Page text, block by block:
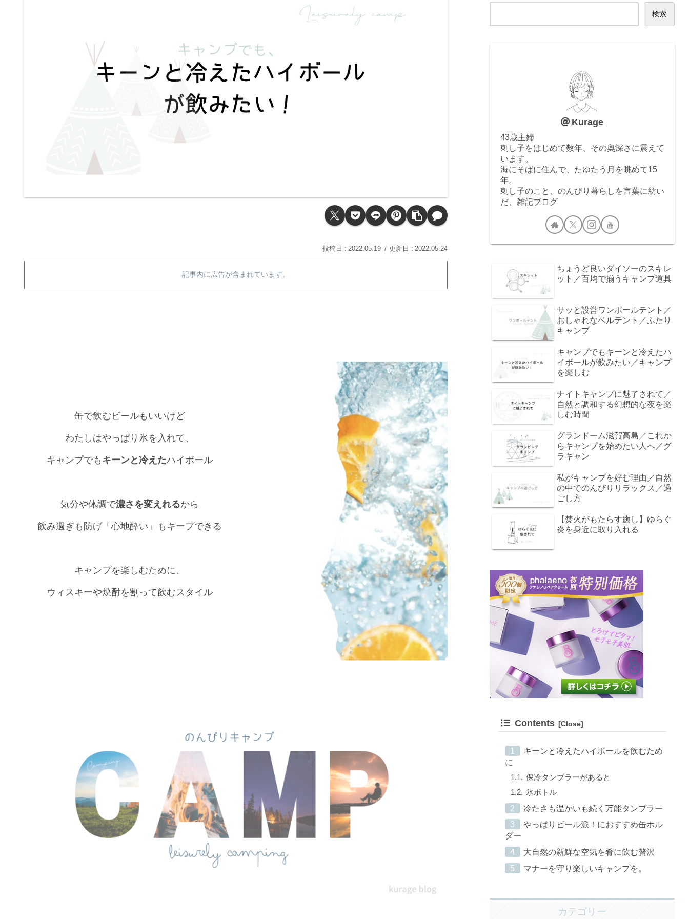
2022.05.19 2022.05.24
記事内に広告が含まれています。
缶で飲むビールもいいけど
わたしはやっぱり氷を入れて、
キャンプでも キーンと冷えたハイボール
気分や体調で濃さを変えれるから
飲み過ぎも防げ「心地酔い」もキープできる
キャンプを楽しむために、
ウィスキーや焼酎を割って飲むスタイル
検索
Kurage
43歳主婦
刺し子をはじめて数年、その奥深さに震えて
います。
海にそばに住んで、たゆたう月を眺めて15
年。
刺し子のこと、のんびり暮らしを言葉に紡い
だ、雑記ブログ
ちょうど良いダイソーのスキレ
ット／百均で揃うキャンプ道具
サッと設営ワンポールテント／
おしゃれなベルテント／ふたり
キャンプ
キャンプでもキーンと冷えたハ
イボールが飲みたい／キャンプ
を楽しむ
ナイトキャンプに魅了されて／
自然と調和する幻想的な夜を楽
しむ時間
グランドーム滋賀高島／これか
らキャンプを始めたい人へ／グ
ラキャン
私がキャンプを好む理由／自然
の中でのんびりリラックス／過
ごし方
【焚火がもたらす癒し】ゆらぐ
炎を身近に取り入れる
Contents
キーンと冷えたハイボールを飲むため
に
保冷タンブラーがあると
氷ボトル
冷たさも温かいも続く万能タンブラー
やっぱりビール派！におすすめ缶ホル
ダー
大自然の新鮮な空気を肴に飲む贅沢
マナーを守り楽しいキャンプを。
カテゴリー